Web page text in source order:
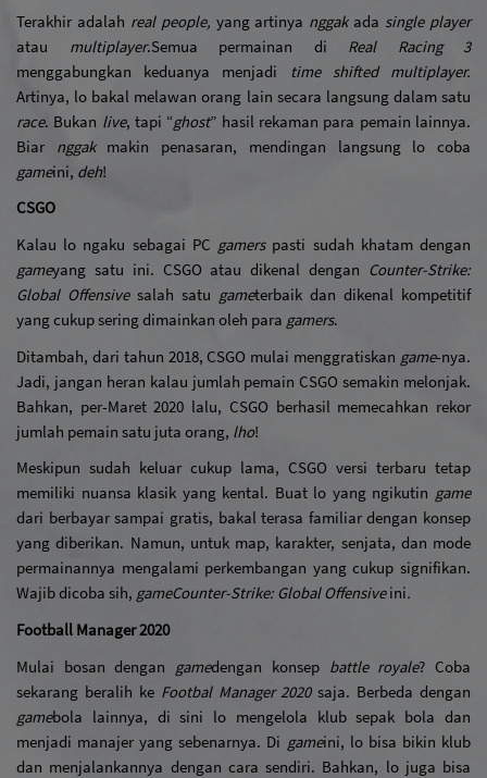
Terakhir adalah real people, yang artinya nggak ada
single player
atau multiplayer.Semua permainan di
Real Racing 3
menggabungkan keduanya menjadi
race. Bukan live, tapi “ghost” hasil rekaman para pemain lainnya.
Biar nggak
gameini, deh!
CSGO
Kalau lo ngaku sebagai PC gamers
gameyang satu ini. CSGO atau dikenal dengan Counter-Strike:
Global Offensive salah satu gameterbaik dan dikenal kompetitif
yang cukup sering dimainkan oleh para gamers.
Ditambah, dari tahun 2018, CSGO mulai menggratiskan game-nya.
Jadi, jangan heran kalau jumlah pemain CSGO semakin melonjak.
Bahkan, per-Maret 2020 lalu, CSGO berhasil memecahkan rekor
jumlah pemain satu juta orang, lho!
Meskipun sudah keluar cukup lama, CSGO versi terbaru tetap
memiliki nuansa klasik yang kental. Buat lo yang ngikutin game
dari berbayar sampai gratis, bakal terasa familiar dengan konsep
yang diberikan. Namun, untuk map, karakter, senjata, dan mode
permainannya mengalami perkembangan yang cukup signifikan.
Wajib dicoba sih, gameCounter-Strike: Global Offensive ini.
Football Manager 2020
Mulai bosan dengan gamedengan konsep battle royale? Coba
sekarang beralih ke Footbal Manager 2020
gamebola lainnya, di sini lo mengelola klub sepak bola dan
menjadi manajer yang sebenarnya. Di gameini, lo bisa bikin klub
dan menjalankannya dengan cara sendiri. Bahkan, lo juga bisa